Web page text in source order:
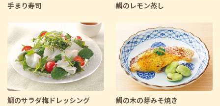
手まり寿司 鯛のレモン蒸し
鯛のサラダ梅ドレッシング 鯛の木の芽みそ焼き